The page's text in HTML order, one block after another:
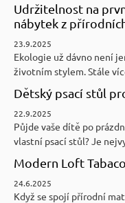
Udržitelnost na
nábytek z
23.9.2025
Ekologie už dávno není
životním stylem. Stále
Dětský psací stůl
22.9.2025
Půjde vaše dítě po
vlastní psací stůl? Je
Modern Loft
24.6.2025
Když se spojí přírodní